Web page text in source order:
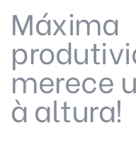
Máxima
merece
à altura!